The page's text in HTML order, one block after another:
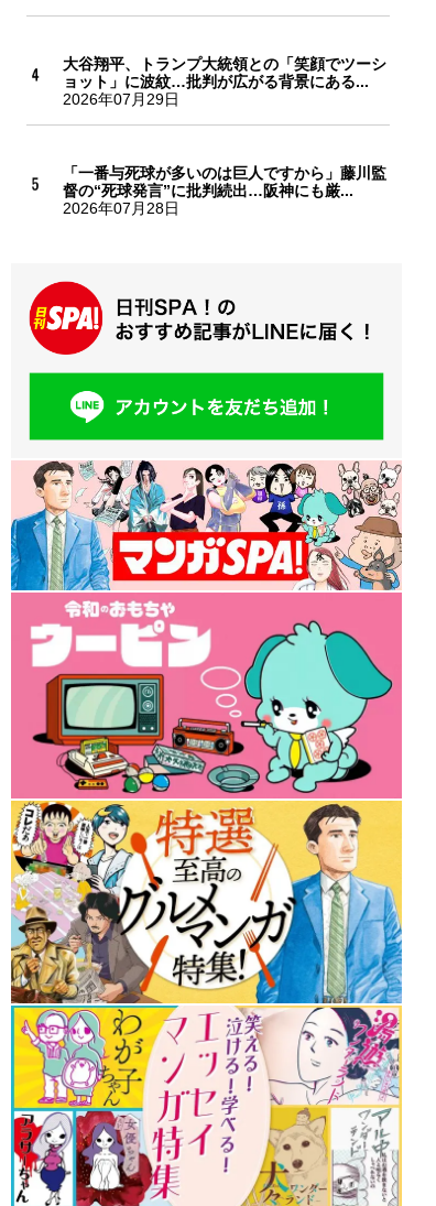
大谷翔平、トランプ大統領との「笑顔でツーシ
ョット」に波紋…批判が広がる背景にある...
2026年07月29日
「一番与死球が多いのは巨人ですから」藤川監
督の“死球発言”に批判続出…阪神にも厳...
2026年07月28日